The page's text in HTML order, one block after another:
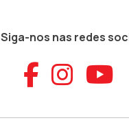
Siga-nos nas redes
Aceder